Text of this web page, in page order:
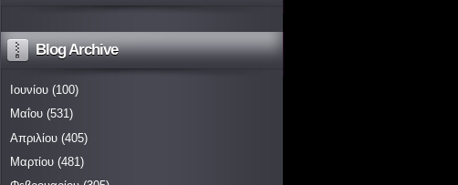
Blog Archive
Ιουνίου (100)
Μαΐου (531)
Απριλίου (405)
Μαρτίου (481)